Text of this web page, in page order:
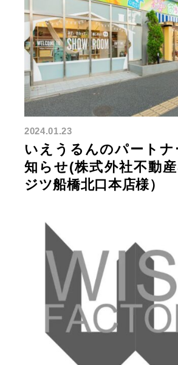
いえうるんのパートナ
知らせ(株式外社不動
ジツ船橋北口本店様）
2024.01.23